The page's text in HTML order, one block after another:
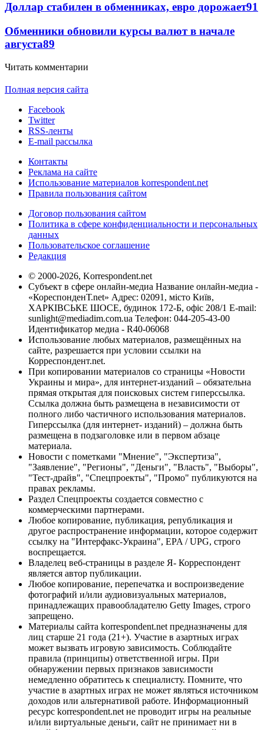
Доллар стабилен в обменниках, евро дорожает91
Обменники обновили курсы валют в начале
августа89
Читать комментарии
Полная версия сайта
Facebook
Twitter
RSS-ленты
E-mail рассылка
Контакты
Реклама на сайте
Использование материалов korrespondent.net
Правила пользования сайтом
Договор пользования сайтом
Политика в сфере конфиденциальности и персональных
данных
Пользовательское соглашение
Редакция
© 2000-2026, Korrespondent.net
Субъект в сфере онлайн-медиа Название онлайн-медиа -
«КореспонденТ.net» Адрес: 02091, місто Київ,
ХАРКІВСЬКЕ ШОСЕ, будинок 172-Б, офіс 208/1 E-mail:
sunlight@mediadim.com.ua Телефон: 044-205-43-00
Идентификатор медиа - R40-06068
Использование любых материалов, размещённых на
сайте, разрешается при условии ссылки на
Корреспондент.net.
При копировании материалов со страницы «Новости
Украины и мира», для интернет-изданий – обязательна
прямая открытая для поисковых систем гиперссылка.
Ссылка должна быть размещена в независимости от
полного либо частичного использования материалов.
Гиперссылка (для интернет- изданий) – должна быть
размещена в подзаголовке или в первом абзаце
материала.
Новости с пометками "Мнение", "Экспертиза",
"Заявление", "Регионы", "Деньги", "Власть", "Выборы",
"Тест-драйв", "Спецпроекты", "Промо" публикуются на
правах рекламы.
Раздел Спецпроекты создается совместно с
коммерческими партнерами.
Любое копирование, публикация, републикация и
другое распространение информации, которое содержит
ссылку на "Интерфакс-Украина", EPA / UPG, строго
воспрещается.
Владелец веб-страницы в разделе Я- Корреспондент
является автор публикации.
Любое копирование, перепечатка и воспроизведение
фотографий и/или аудиовизуальных материалов,
принадлежащих правообладателю Getty Images, строго
запрещено.
Материалы сайта korrespondent.net предназначены для
лиц старше 21 года (21+). Участие в азартных играх
может вызвать игровую зависимость. Соблюдайте
правила (принципы) ответственной игры. При
обнаружении первых признаков зависимости
немедленно обратитесь к специалисту. Помните, что
участие в азартных играх не может являться источником
доходов или альтернативой работе. Информационный
ресурс korrespondent.net не проводит игры на реальные
и/или виртуальные деньги, сайт не принимает ни в